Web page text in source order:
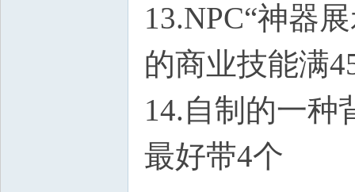
13.NPC“神器
的商业技能满
14.自制的一种
最好带4个